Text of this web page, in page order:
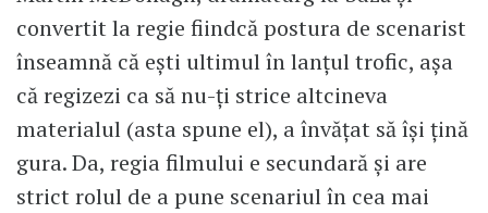
convertit la regie fiindcă postura de scenarist
înseamnă că ești ultimul în lanțul trofic, așa
că regizezi ca să nu-ți strice altcineva
materialul (asta spune el), a învățat să își țină
gura. Da, regia filmului e secundară și are
strict rolul de a pune scenariul în cea mai